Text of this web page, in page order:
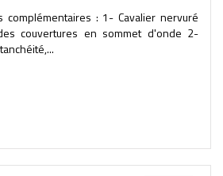
complémentaires : 1- Cavalier nervuré
couvertures en sommet d'onde 2-